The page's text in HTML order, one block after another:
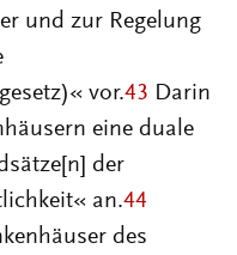
und zur Regelung
vor.43 Darin
eine duale
der
an.44
des